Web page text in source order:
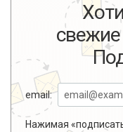
свежие
email:
Нажимая